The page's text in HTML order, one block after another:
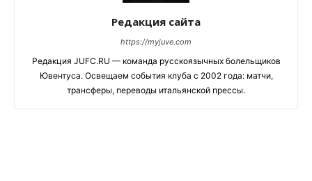
Редакция сайта
https://myjuve.com
Редакция JUFC.RU — команда русскоязычных болельщиков
Ювентуса. Освещаем события клуба с 2002 года: матчи,
трансферы, переводы итальянской прессы.